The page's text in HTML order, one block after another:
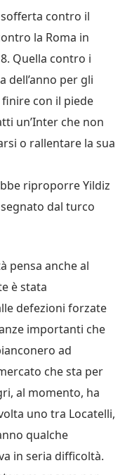
contro il
la Roma in
Quella contro i
dell’anno per gli
con il piede
un’Inter che non
o rallentare la sua
riproporre Yildiz
dal turco
pensa anche al
è stata
defezioni forzate
importanti che
ad
che sta per
al momento, ha
uno tra Locatelli,
qualche
in seria difficoltà.